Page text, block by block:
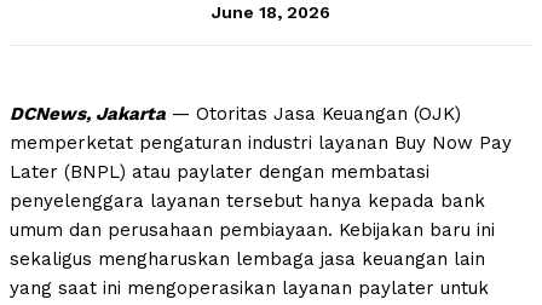
June 18, 2026
DCNews, Jakarta — Otoritas Jasa Keuangan (OJK)
memperketat pengaturan industri layanan Buy Now Pay
Later (BNPL) atau paylater dengan membatasi
penyelenggara layanan tersebut hanya kepada bank
umum dan perusahaan pembiayaan. Kebijakan baru ini
sekaligus mengharuskan lembaga jasa keuangan lain
yang saat ini mengoperasikan layanan paylater untuk